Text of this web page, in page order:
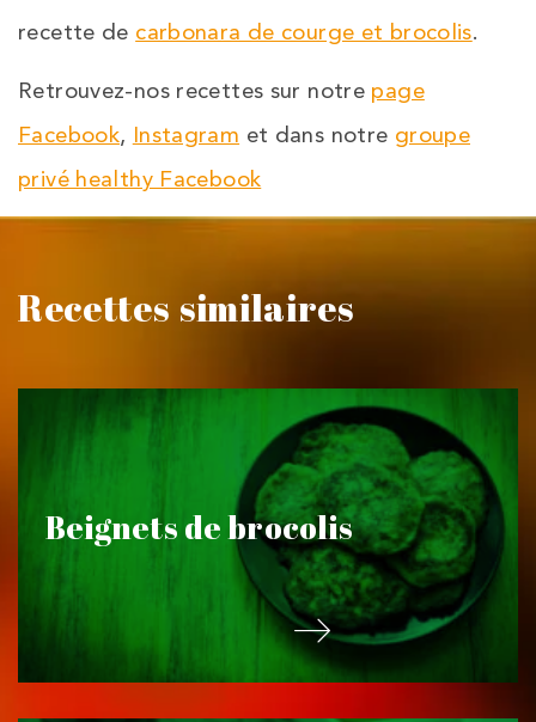
recette de carbonara de courge et brocolis.
Retrouvez-nos recettes sur notre page
Facebook, Instagram et dans notre groupe
privé healthy Facebook
Recettes similaires
Beignets de brocolis